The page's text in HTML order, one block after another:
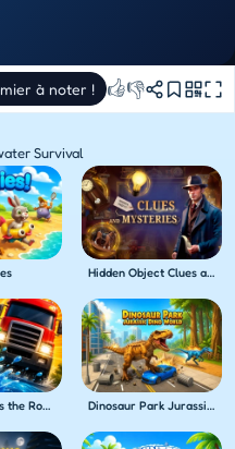
à noter ! 👍👎
Survival
Hidden Object Clues and Mysteries
Frogie - Cross the Roads Dinosaur Park Jurassic Dino World